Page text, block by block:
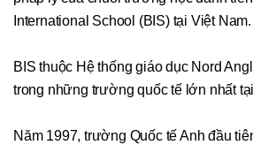
International School (BIS) tại Việt Nam .
BIS thuộc Hệ thống giáo dục Nord
trong những trường quốc tế lớn nhất
Năm 1997, trường Quốc tế Anh đầu